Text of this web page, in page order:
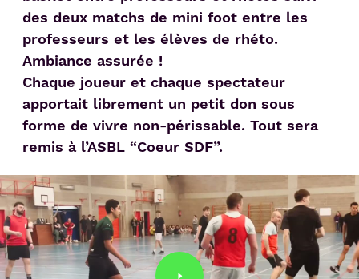
des deux matchs de mini foot entre les
professeurs et les élèves de rhéto.
Ambiance assurée !
Chaque joueur et chaque spectateur
apportait librement un petit don sous
forme de vivre non-périssable. Tout sera
remis à l’ASBL “Coeur SDF”.